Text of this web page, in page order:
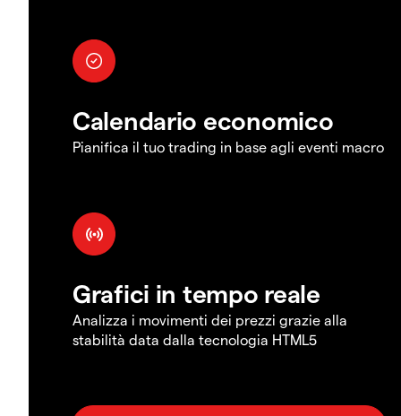
Calendario economico
Pianifica il tuo trading in base agli eventi macro
Grafici in tempo reale
Analizza i movimenti dei prezzi grazie alla
stabilità data dalla tecnologia HTML5